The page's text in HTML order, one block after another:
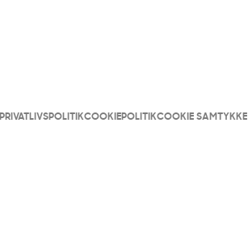
PRIVATLIVSPOLITIKCOOKIEPOLITIKCOOKIE SAMTYKKE